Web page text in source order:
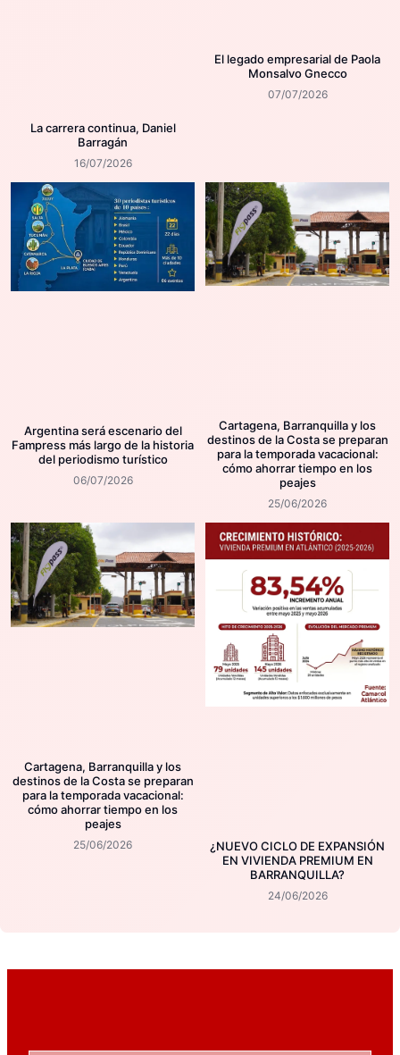
La carrera continua, Daniel
Barragán
16/07/2026
El legado empresarial de Paola
Monsalvo Gnecco
07/07/2026
Argentina será escenario del
Fampress más largo de la historia
del periodismo turístico
06/07/2026
Cartagena, Barranquilla y los
destinos de la Costa se preparan
para la temporada vacacional:
cómo ahorrar tiempo en los
peajes
25/06/2026
Cartagena, Barranquilla y los
destinos de la Costa se preparan
para la temporada vacacional:
cómo ahorrar tiempo en los
peajes
25/06/2026
¿NUEVO CICLO DE EXPANSIÓN
EN VIVIENDA PREMIUM EN
BARRANQUILLA?
24/06/2026